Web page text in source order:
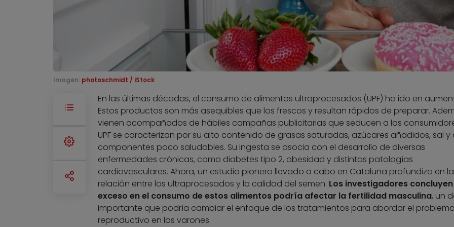
Imagen: photoschmidt / iStock
En las últimas décadas, el consumo de alimentos ultraprocesados (UPF) ha ido en
Estos productos son más asequibles que los frescos y resultan rápidos de preparar.
vienen acompañados de hábiles campañas publicitarias que seducen a los
UPF se caracterizan por su alto contenido de grasas saturadas, azúcares añadidos, sal y
componentes poco saludables. Su ingesta se asocia con el desarrollo de diversas
enfermedades crónicas, como diabetes tipo 2, obesidad y distintas patologías
cardiovasculares. Ahora, un estudio pionero llevado a cabo en Cataluña profundiza en la
relación entre los ultraprocesados y la calidad del semen. Los investigadores
exceso en el consumo de estos alimentos podría afectar la fertilidad masculina, un
importante que podría cambiar el enfoque de los tratamientos para abordar el
reproductivo en los varones.